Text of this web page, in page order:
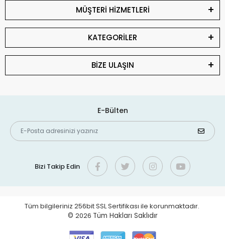
MÜŞTERİ HİZMETLERİ
KATEGORİLER
BİZE ULAŞIN
E-Bülten
Bizi Takip Edin
Tüm bilgileriniz 256bit SSL Sertifikası ile korunmaktadır.
© 2026 Tüm Hakları Saklıdır